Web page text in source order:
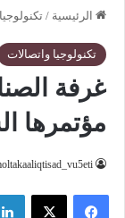
الرئيسية /
تكنولوجيا واتصالات
غرفة
مؤتمرها
فيسبوك ‫X